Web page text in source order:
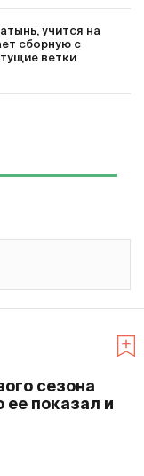
учится на
сборную с
ветки
сезона
ее показал и